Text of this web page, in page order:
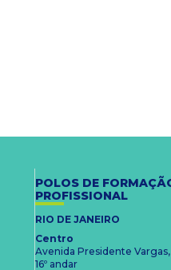
POLOS DE
PROFISSIONAL
RIO DE JANEIRO
Centro
Avenida Presidente
16º andar